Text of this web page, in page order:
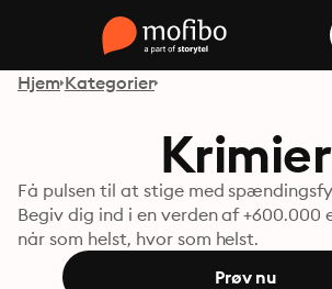
Hjem Kategorier
Krimier
Få pulsen til at stige med
Begiv dig ind i en verden af +600.000
når som helst, hvor som helst.
Prøv nu